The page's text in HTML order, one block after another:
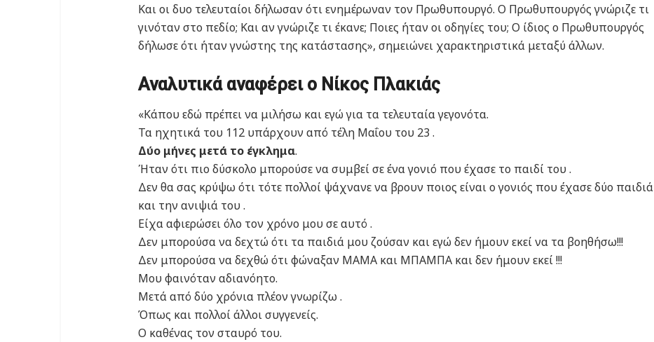
Και οι δυο τελευταίοι δήλωσαν ότι ενημέρωναν τον Πρωθυπουργό. Ο Πρωθυπουργός γνώριζε τι
γινόταν στο πεδίο; Και αν γνώριζε τι έκανε; Ποιες ήταν οι οδηγίες του; Ο ίδιος ο Πρωθυπουργός
δήλωσε ότι ήταν γνώστης της κατάστασης», σημειώνει χαρακτηριστικά μεταξύ άλλων.
Αναλυτικά αναφέρει ο Νίκος Πλακιάς
«Κάπου εδώ πρέπει να μιλήσω και εγώ για τα τελευταία γεγονότα.
Τα ηχητικά του 112 υπάρχουν από τέλη Μαΐου του 23 .
Δύο μήνες μετά το έγκλημα.
Ήταν ότι πιο δύσκολο μπορούσε να συμβεί σε ένα γονιό που έχασε το παιδί του .
Δεν θα σας κρύψω ότι τότε πολλοί ψάχνανε να βρουν ποιος είναι ο γονιός που έχασε δύο παιδιά
και την ανιψιά του .
Είχα αφιερώσει όλο τον χρόνο μου σε αυτό .
Δεν μπορούσα να δεχτώ ότι τα παιδιά μου ζούσαν και εγώ δεν ήμουν εκεί να τα βοηθήσω!!!
Δεν μπορούσα να δεχθώ ότι φώναξαν ΜΑΜΑ και ΜΠΑΜΠΑ και δεν ήμουν εκεί !!!
Μου φαινόταν αδιανόητο.
Μετά από δύο χρόνια πλέον γνωρίζω .
Όπως και πολλοί άλλοι συγγενείς.
Ο καθένας τον σταυρό του.